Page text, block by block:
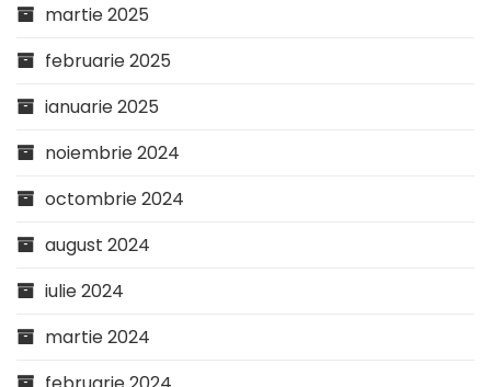
martie 2025
februarie 2025
ianuarie 2025
noiembrie 2024
octombrie 2024
august 2024
iulie 2024
martie 2024